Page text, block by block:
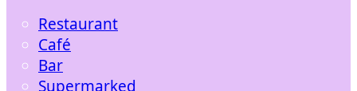
Restaurant
Café
Bar
Supermarked